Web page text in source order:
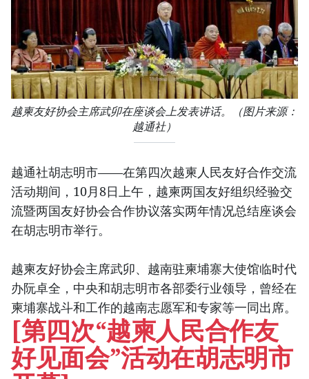
越柬友好协会主席武卯在座谈会上发表讲话。（图片来源：
越通社）
越通社胡志明市——在第四次越柬人民友好合作交流
活动期间，10月8日上午，越柬两国友好组织经验交
流暨两国友好协会合作协议落实两年情况总结座谈会
在胡志明市举行。
越柬友好协会主席武卯、越南驻柬埔寨大使馆临时代
办阮卓全，中央和胡志明市各部委行业领导，曾经在
柬埔寨战斗和工作的越南志愿军和专家等一同出席。
[第四次“越柬人民合作友
好见面会”活动在胡志明市